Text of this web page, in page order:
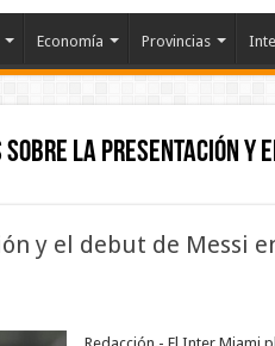
Economía Provincias
la presentación y
y el debut de Messi